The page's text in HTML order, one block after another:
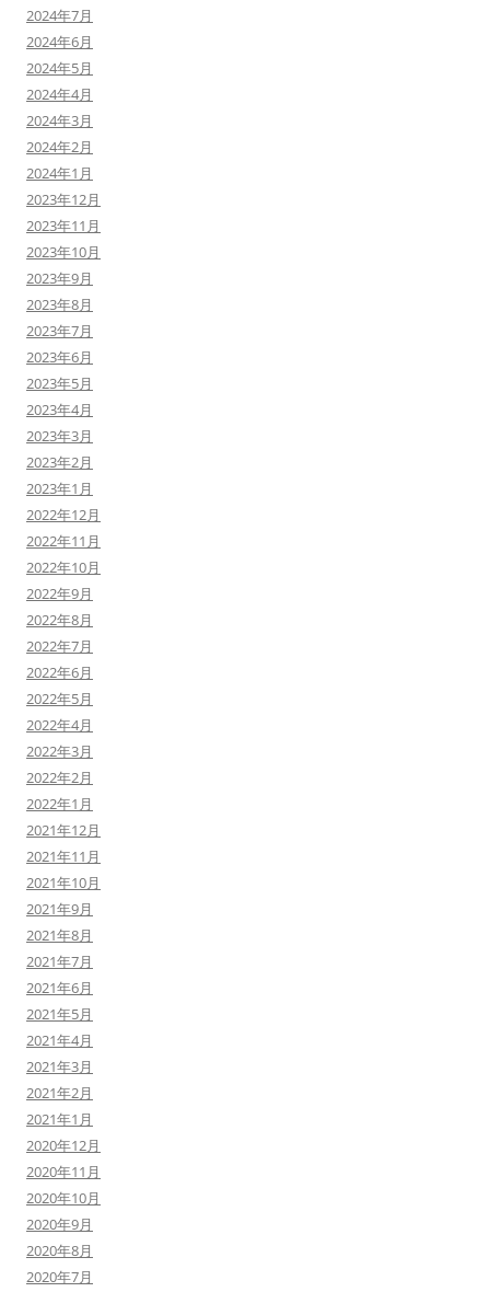
2024年7月
2024年6月
2024年5月
2024年4月
2024年3月
2024年2月
2024年1月
2023年12月
2023年11月
2023年10月
2023年9月
2023年8月
2023年7月
2023年6月
2023年5月
2023年4月
2023年3月
2023年2月
2023年1月
2022年12月
2022年11月
2022年10月
2022年9月
2022年8月
2022年7月
2022年6月
2022年5月
2022年4月
2022年3月
2022年2月
2022年1月
2021年12月
2021年11月
2021年10月
2021年9月
2021年8月
2021年7月
2021年6月
2021年5月
2021年4月
2021年3月
2021年2月
2021年1月
2020年12月
2020年11月
2020年10月
2020年9月
2020年8月
2020年7月